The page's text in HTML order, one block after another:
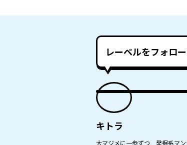
レーベルをフォロ
キトラ
大マジメに一歩ずつ 発掘系マン